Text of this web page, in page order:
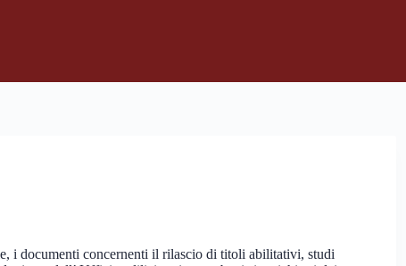
i documenti concernenti il rilascio di titoli abilitativi, studi